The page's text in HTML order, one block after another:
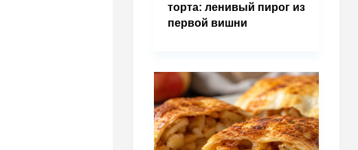
торта: ленивый пирог из
первой вишни